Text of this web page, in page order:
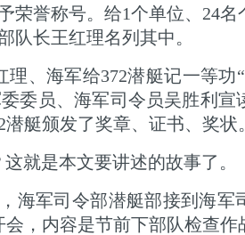
荣誉称号。给1个单位、24名
队长王红理名列其中。
、海军给372潜艇记一等功
委员、海军司令员吴胜利宣
艇颁发了奖章、证书、奖状。
就是本文要讲述的故事了。
海军司令部潜艇部接到海军
，内容是节前下部队检查作